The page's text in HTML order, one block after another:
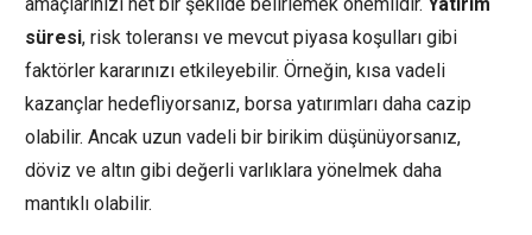
süresi, risk toleransı ve mevcut piyasa koşulları gibi
faktörler kararınızı etkileyebilir. Örneğin, kısa vadeli
kazançlar hedefliyorsanız, borsa yatırımları daha cazip
olabilir. Ancak uzun vadeli bir birikim düşünüyorsanız,
döviz ve altın gibi değerli varlıklara yönelmek daha
mantıklı olabilir.